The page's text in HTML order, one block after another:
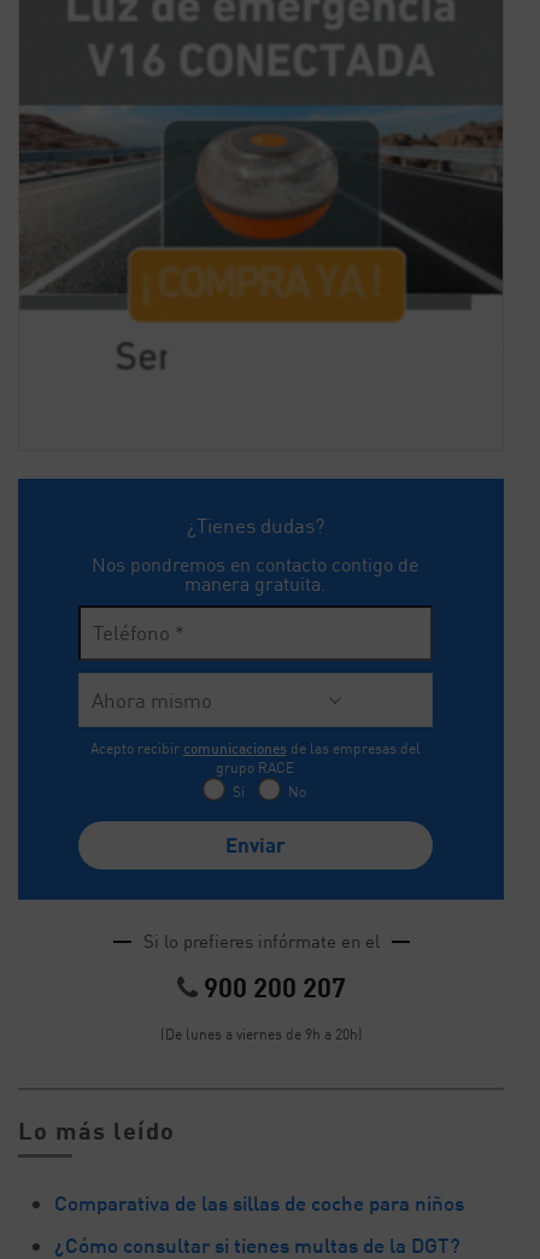
¿Tienes dudas?
Nos pondremos en contacto contigo de
manera gratuita.
Acepto recibir comunicacionesde las empresas del
grupo RACE
Sí
No
Si lo prefieres infórmate en el
900 200 207
(De lunes a viernes de 9h a 20h)
Lo más leído
Comparativa de las sillas de coche para niños
¿Cómo consultar si tienes multas de la DGT?